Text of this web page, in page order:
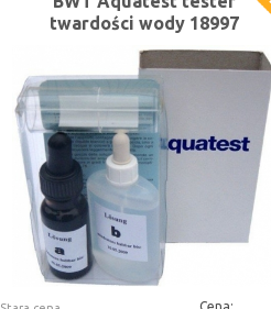
twardości wody 18997